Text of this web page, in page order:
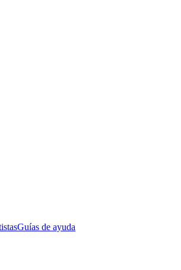
Guías de ayuda